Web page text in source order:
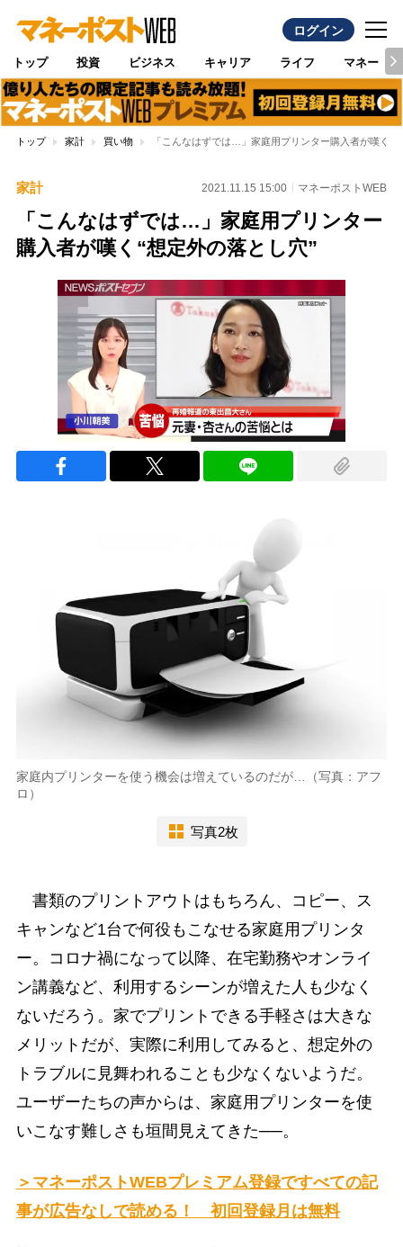
ログイン
トップ 投資 ビジネス キャリア ライフ マネー
トップ 家計 買い物 「こんなはずでは…」家庭用プリンター購入者が嘆く“
家計 2021.11.15 15:00 マネーポストWEB
「こんなはずでは…」家庭用プリンター
購入者が嘆く“想定外の落とし穴”
家庭内プリンターを使う機会は増えているのだが…（写真：アフ
ロ）
写真2枚
書類のプリントアウトはもちろん、コピー、ス
キャンなど1台で何役もこなせる家庭用プリンタ
ー。コロナ禍になって以降、在宅勤務やオンライ
ン講義など、利用するシーンが増えた人も少なく
ないだろう。家でプリントできる手軽さは大きな
メリットだが、実際に利用してみると、想定外の
トラブルに見舞われることも少なくないようだ。
ユーザーたちの声からは、家庭用プリンターを使
いこなす難しさも垣間見えてきた──。
＞マネーポストWEBプレミアム登録ですべての記
事が広告なしで読める！ 初回登録月は無料